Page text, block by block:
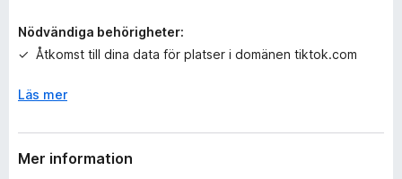
t
g
n
Nödvändiga behörigheter:
Åtkomst till dina data för platser i domänen tiktok.com
Läs mer
Mer information